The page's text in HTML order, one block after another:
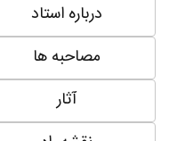
درباره استاد
مصاحبه ها
آثار